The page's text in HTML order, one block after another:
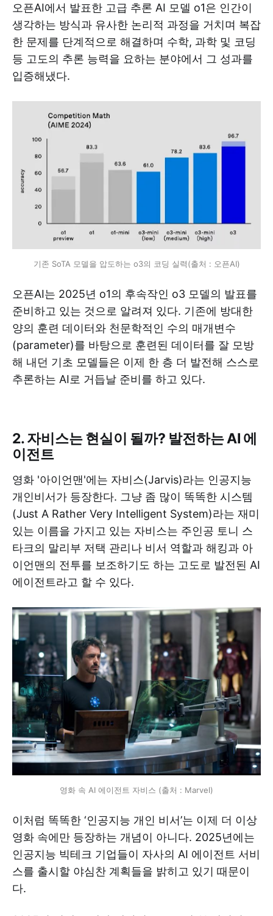
오픈AI에서 발표한 고급 추론 AI 모델 o1은 인간이
생각하는 방식과 유사한 논리적 과정을 거치며 복잡
한 문제를 단계적으로 해결하며 수학, 과학 및 코딩
등 고도의 추론 능력을 요하는 분야에서 그 성과를
입증해냈다.
기존 SoTA 모델을 압도하는 o3의 코딩 실력(출처 : 오픈AI)
오픈AI는 2025년 o1의 후속작인 o3 모델의 발표를
준비하고 있는 것으로 알려져 있다. 기존에 방대한
양의 훈련 데이터와 천문학적인 수의 매개변수
(parameter)를 바탕으로 훈련된 데이터를 잘 모방
해 내던 기초 모델들은 이제 한 층 더 발전해 스스로
추론하는 AI로 거듭날 준비를 하고 있다.
2. 자비스는 현실이 될까? 발전하는 AI 에
이전트
영화 '아이언맨'에는 자비스(Jarvis)라는 인공지능
개인비서가 등장한다. 그냥 좀 많이 똑똑한 시스템
(Just A Rather Very Intelligent System)라는 재미
있는 이름을 가지고 있는 자비스는 주인공 토니 스
타크의 말리부 저택 관리나 비서 역할과 해킹과 아
이언맨의 전투를 보조하기도 하는 고도로 발전된 AI
에이전트라고 할 수 있다.
영화 속 AI 에이전트 자비스 (출처 : Marvel)
이처럼 똑똑한 ‘인공지능 개인 비서’는 이제 더 이상
영화 속에만 등장하는 개념이 아니다. 2025년에는
인공지능 빅테크 기업들이 자사의 AI 에이전트 서비
스를 출시할 야심찬 계획들을 밝히고 있기 때문이
다.